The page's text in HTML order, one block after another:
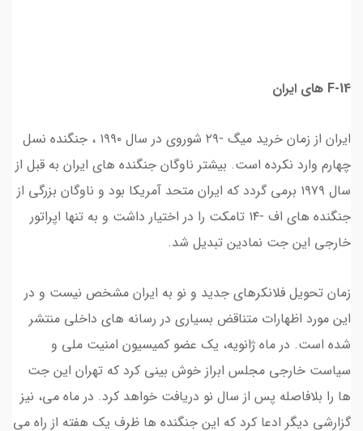
F-14 های ایران
ایران از زمان خرید میگ -۲۹ شوروی در سال ۱۹۹۰ ، جنگنده نسل
چهارم وارد نکرده است. بیشتر ناوگان جنگنده های ایران به قبل از
سال ۱۹۷۹ برمی گردد که ایران متحد آمریکا بود و ناوگان بزرگی از
جنگنده های اف -۱۴ تامکت را در اختیار داشت و به تنها اپراتور
خارجی این جت نمادین تبدیل شد.
زمان تحویل فلانکرهای جدید و نو به ایران مشخص نیست و در
این مورد اظهارات متناقض بسیاری در رسانه های داخلی منتشر
شده است. در ماه ژانویه، یک عضو کمیسیون امنیت ملی و
سیاست خارجی مجلس ابراز خوش بینی کرد که تهران این جت
ها را بلافاصله پس از سال نو دریافت خواهد کرد. در ماه می، نیز
گزارشی دیگر ادعا کرد که این جنگنده ها ظرف یک هفته از راه می